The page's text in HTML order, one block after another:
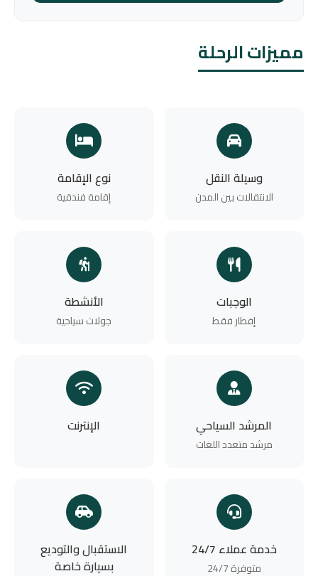
مميزات الرحلة
وسيلة النقل
الانتقالات بين المدن
نوع الإقامة
إقامة فندقية
الوجبات
إفطار فقط
الأنشطة
جولات سياحية
المرشد السياحي
مرشد متعدد اللغات
الإنترنت
خدمة عملاء 24/7
متوفرة 24/7
الاستقبال والتوديع
بسيارة خاصة